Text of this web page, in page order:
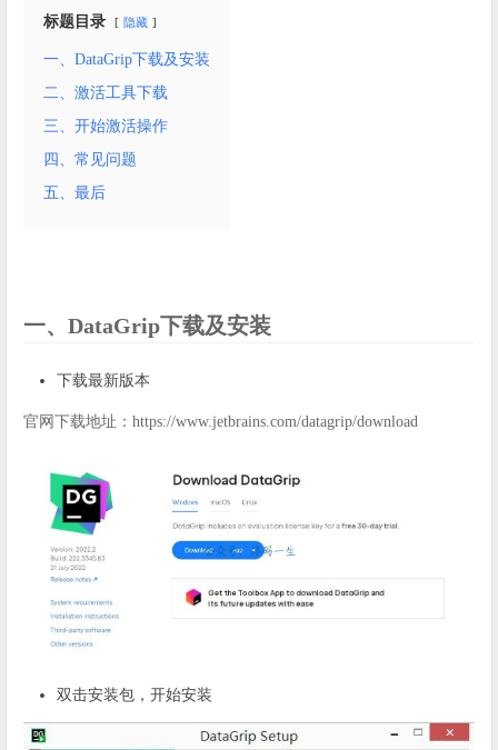
标题目录 隐藏
一、DataGrip下载及安装
二、激活工具下载
三、开始激活操作
四、常见问题
五、最后
一、DataGrip下载及安装
下载最新版本
官网下载地址：https://www.jetbrains.com/datagrip/download
双击安装包，开始安装